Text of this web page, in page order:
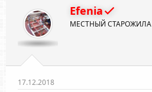
и
и
:
Efenia
МЕСТНЫЙ СТАРОЖИЛА
17.12.2018